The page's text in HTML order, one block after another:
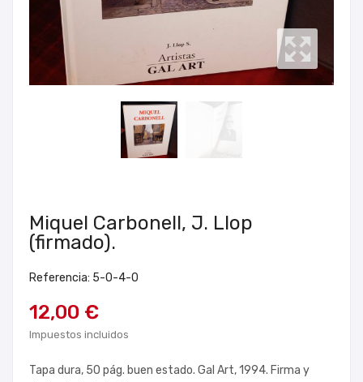
Miquel Carbonell, J. Llop
(firmado).
Referencia: 5-0-4-0
12,00 €
Impuestos incluidos
Tapa dura, 50 pág. buen estado. Gal Art, 1994. Firma y